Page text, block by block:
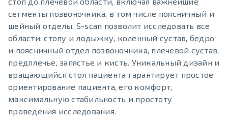
сегменты позвоночника, в том числе поясничный и
шейный отделы. S-scan позволит исследовать все
области: стопу и лодыжку, коленный сустав, бедро
и поясничный отдел позвоночника, плечевой сустав,
предплечье, запястье и кисть. Уникальный дизайн и
вращающийся стол пациента гарантирует простое
ориентирование пациента, его комфорт,
максимальную стабильность и простоту
проведения исследования.